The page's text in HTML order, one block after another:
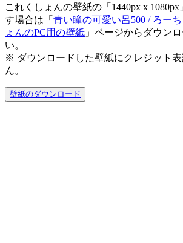
これくしょんの壁紙の「1440px x
す場合は「 青い瞳の可愛い呂500 / ろー
ょんのPC用の壁紙 」ページからダウン
い。
※ ダウンロードした壁紙に クレジット
ん。
壁紙のダウンロード